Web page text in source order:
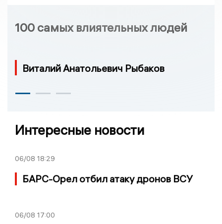
100 самых влиятельных людей
Виталий Анатольевич Рыбаков
Интересные новости
06/08 18:29
БАРС-Орел отбил атаку дронов ВСУ
06/08 17:00